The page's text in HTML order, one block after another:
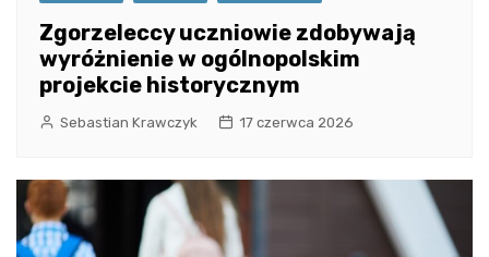
Zgorzeleccy uczniowie zdobywają
wyróżnienie w ogólnopolskim
projekcie historycznym
Sebastian Krawczyk 17 czerwca 2026